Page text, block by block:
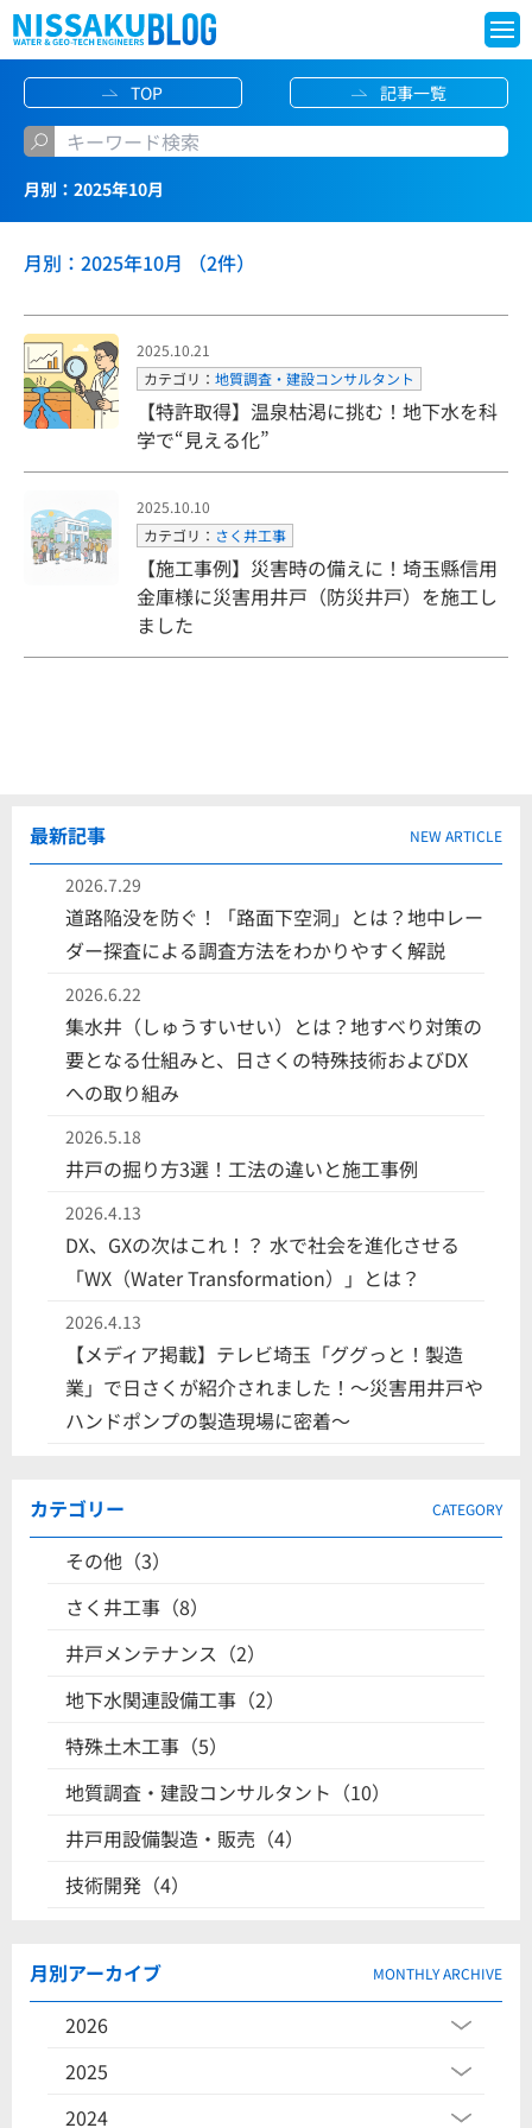
月別：2025年10月
TOP 記事一覧
月別：2025年10月 （2件）
2025.10.21
カテゴリ： 地質調査・建設コンサルタント
【特許取得】温泉枯渇に挑む！地下水を科
学で“見える化”
2025.10.10
カテゴリ： さく井工事
【施工事例】災害時の備えに！埼玉縣信用
金庫様に災害用井戸（防災井戸）を施工し
ました
最新記事 NEW ARTICLE
2026.7.29
道路陥没を防ぐ！「路面下空洞」とは？地中レー
ダー探査による調査方法をわかりやすく解説
2026.6.22
集水井（しゅうすいせい）とは？地すべり対策の
要となる仕組みと、日さくの特殊技術およびDX
への取り組み
2026.5.18
井戸の掘り方3選！工法の違いと施工事例
2026.4.13
DX、GXの次はこれ！？ 水で社会を進化させる
「WX（Water Transformation）」とは？
2026.4.13
【メディア掲載】テレビ埼玉「ググっと！製造
業」で日さくが紹介されました！〜災害用井戸や
ハンドポンプの製造現場に密着〜
カテゴリー CATEGORY
その他（3）
さく井工事（8）
井戸メンテナンス（2）
地下水関連設備工事（2）
特殊土木工事（5）
地質調査・建設コンサルタント（10）
井戸用設備製造・販売（4）
技術開発（4）
月別アーカイブ MONTHLY ARCHIVE
2026
2025
2024